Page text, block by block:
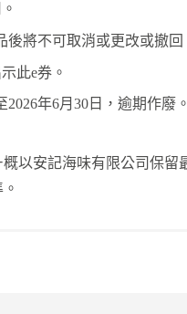
後將不可取消或更改或撤回
此e券。
2026年6月 30 日，逾期作廢。
概以安記海味有限公司保留